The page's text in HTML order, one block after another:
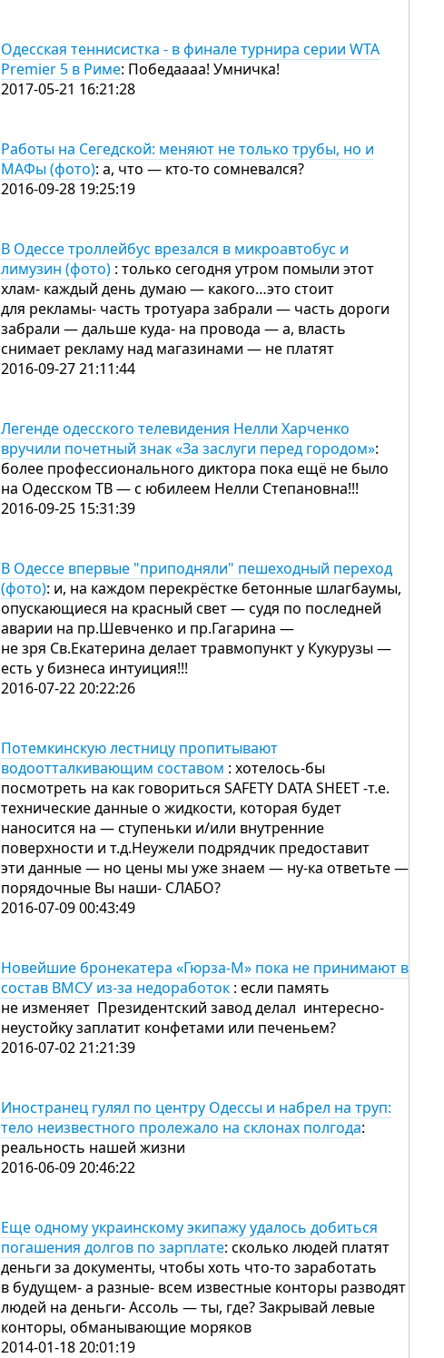
Одесская теннисистка - в финале турнира серии WTA
Premier 5 в Риме: Победаааа! Умничка!
2017-05-21 16:21:28
Работы на Сегедской: меняют не только трубы, но и
МАФы (фото): а, что — кто-то сомневался?
2016-09-28 19:25:19
В Одессе троллейбус врезался в микроавтобус и
лимузин (фото) : только сегодня утром помыли этот
хлам- каждый день думаю — какого…это стоит
для рекламы- часть тротуара забрали — часть дороги
забрали — дальше куда- на провода — а, власть
снимает рекламу над магазинами — не платят
2016-09-27 21:11:44
Легенде одесского телевидения Нелли Харченко
вручили почетный знак «За заслуги перед городом»:
более профессионального диктора пока ещё не было
на Одесском ТВ — с юбилеем Нелли Степановна!!!
2016-09-25 15:31:39
В Одессе впервые "приподняли" пешеходный переход
(фото): и, на каждом перекрёстке бетонные шлагбаумы,
опускающиеся на красный свет — судя по последней
аварии на пр.Шевченко и пр.Гагарина —
не зря Св.Екатерина делает травмопункт у Кукурузы —
есть у бизнеса интуиция!!!
2016-07-22 20:22:26
Потемкинскую лестницу пропитывают
водоотталкивающим составом : хотелось-бы
посмотреть на как говориться SAFETY DATA SHEET -т.е.
технические данные о жидкости, которая будет
наносится на — ступеньки и/или внутренние
поверхности и т.д.Неужели подрядчик предоставит
эти данные — но цены мы уже знаем — ну-ка ответьте —
порядочные Вы наши- СЛАБО?
2016-07-09 00:43:49
Новейшие бронекатера «Гюрза-М» пока не принимают в
состав ВМСУ из-за недоработок : если память
не изменяет Президентский завод делал интересно-
неустойку заплатит конфетами или печеньем?
2016-07-02 21:21:39
Иностранец гулял по центру Одессы и набрел на труп:
тело неизвестного пролежало на склонах полгода:
реальность нашей жизни
2016-06-09 20:46:22
Еще одному украинскому экипажу удалось добиться
погашения долгов по зарплате: сколько людей платят
деньги за документы, чтобы хоть что-то заработать
в будущем- а разные- всем известные конторы разводят
людей на деньги- Ассоль — ты, где? Закрывай левые
конторы, обманывающие моряков
2014-01-18 20:01:19